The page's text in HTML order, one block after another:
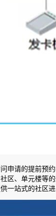
申请的提前预
区、单元楼等
一站式的社区进